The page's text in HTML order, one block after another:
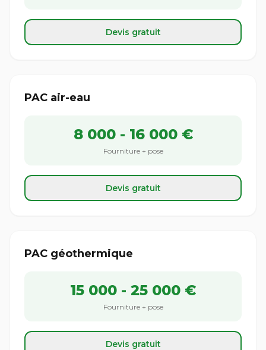
Devis gratuit
PAC air-eau
8 000 - 16 000 €
Fourniture + pose
Devis gratuit
PAC géothermique
15 000 - 25 000 €
Fourniture + pose
Devis gratuit